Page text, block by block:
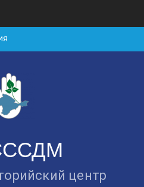
НЕТ!»
опрос
55 лет по
центр